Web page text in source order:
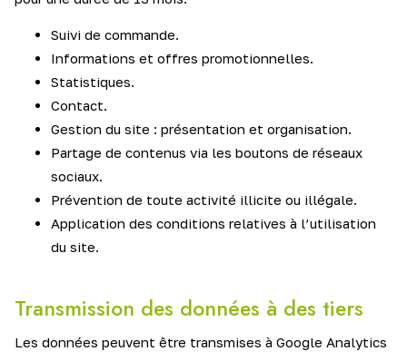
Suivi de commande.
Informations et offres promotionnelles.
Statistiques.
Contact.
Gestion du site : présentation et organisation.
Partage de contenus via les boutons de réseaux
sociaux.
Prévention de toute activité illicite ou illégale.
Application des conditions relatives à l’utilisation
du site.
Transmission des données à des tiers
Les données peuvent être transmises à Google Analytics